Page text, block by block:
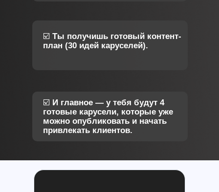
☑️ И главное — у тебя будут 4
готовые карусели, которые уже
можно опубликовать и начать
привлекать клиентов.
☑️ Ты получишь готовый контент-
план (30 идей каруселей).